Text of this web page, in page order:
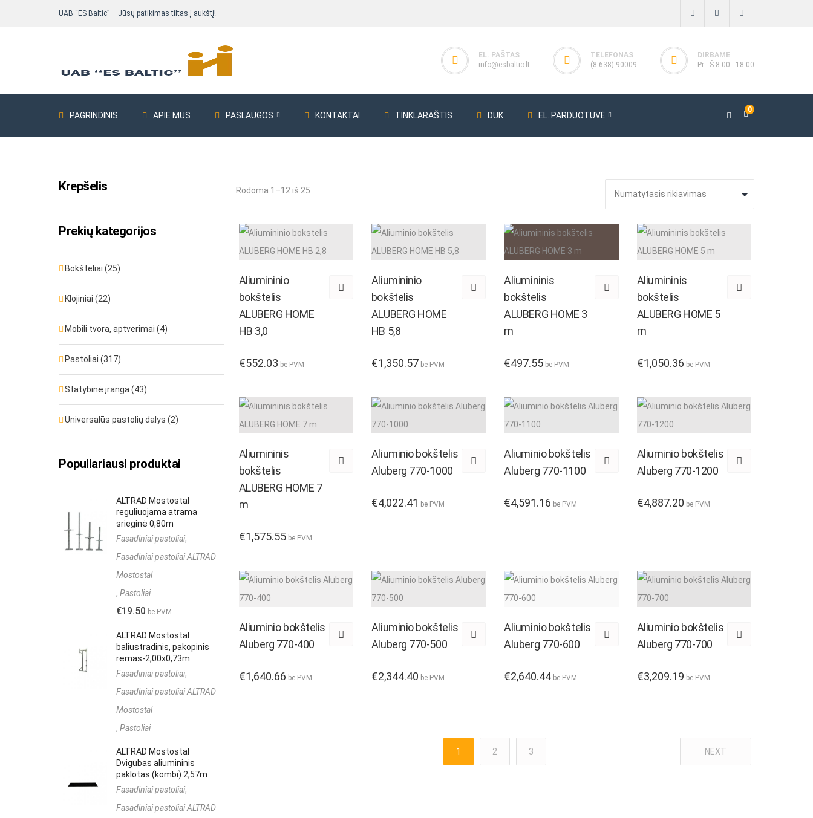
UAB “ES Baltic” – Jūsų patikimas tiltas į aukštį!
EL. PAŠTAS
info@esbaltic.lt
TELEFONAS
(8-638) 90009
DIRBAME
Pr - Š 8:00 - 18:00
PAGRINDINIS APIE MUS PASLAUGOS KONTAKTAI TINKLARAŠTIS DUK EL. PARDUOTUVĖ
Pastolių komplektai
Fasadiniai pastoliai Delta 73
Fasadiniai pastoliai ALTRAD Mostostal
Fasadiniai pastoliai BAL
Fasadiniai pastoliai RAM 1
Moduliniai pastoliai
Pastolių uždengimas
Mūrininko tinkuotojo stelažai
Bokšteliai ALUBERG
Klojinių plokštės
Pamatų ir sienų klojiniai
Betono bunkeriai
Padėklų šakės
Statybiniai konteineriai
0
Krepšelis
Prekių kategorijos
Bokšteliai (25)
Klojiniai (22)
Mobili tvora, aptverimai (4)
Pastoliai (317)
Statybinė įranga (43)
Universalūs pastolių dalys (2)
Populiariausi produktai
ALTRAD Mostostal
reguliuojama atrama
srieginė 0,80m
Fasadiniai pastoliai,
Fasadiniai pastoliai ALTRAD
Mostostal
, Pastoliai
€19.50 be PVM
ALTRAD Mostostal
baliustradinis, pakopinis
rėmas-2,00x0,73m
Fasadiniai pastoliai,
Fasadiniai pastoliai ALTRAD
Mostostal
, Pastoliai
ALTRAD Mostostal
Dvigubas aliumininis
paklotas (kombi) 2,57m
Fasadiniai pastoliai,
Fasadiniai pastoliai ALTRAD
Rodoma 1–12 iš 25
Aliumininio
bokštelis
ALUBERG HOME
HB 3,0
€552.03 be PVM
Aliumininio
bokštelis
ALUBERG HOME
HB 5,8
€1,350.57 be PVM
Aliumininis
bokštelis
ALUBERG HOME 3
m
€497.55 be PVM
Aliumininis
bokštelis
ALUBERG HOME 5
m
€1,050.36 be PVM
Aliumininis
bokštelis
ALUBERG HOME 7
m
€1,575.55 be PVM
Aliuminio bokštelis
Aluberg 770-1000
€4,022.41 be PVM
Aliuminio bokštelis
Aluberg 770-1100
€4,591.16 be PVM
Aliuminio bokštelis
Aluberg 770-1200
€4,887.20 be PVM
Aliuminio bokštelis
Aluberg 770-400
€1,640.66 be PVM
Aliuminio bokštelis
Aluberg 770-500
€2,344.40 be PVM
Aliuminio bokštelis
Aluberg 770-600
€2,640.44 be PVM
Aliuminio bokštelis
Aluberg 770-700
€3,209.19 be PVM
1 2 3 NEXT